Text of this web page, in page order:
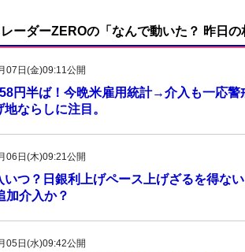
ーダーZEROの「なんで動いた？ 昨日
07日(金)09:11公開
円半ば！今晩米雇用統計→介入も一応
地ならしに注目。
06日(木)09:21公開
いつ？日銀利上げペース上げざるを得な
加介入か？
05日(水)09:42公開